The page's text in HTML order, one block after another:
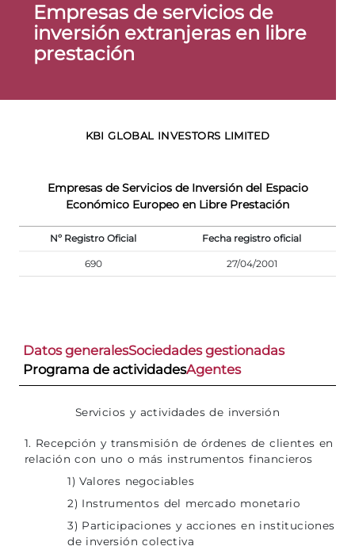
Empresas de servicios de
inversión extranjeras en libre
prestación
KBI GLOBAL INVESTORS LIMITED
Empresas de Servicios de Inversión del Espacio
Económico Europeo en Libre Prestación
Nº Registro Oficial Fecha registro oficial
690 27/04/2001
Datos generalesSociedades gestionadas
Programa de actividadesAgentes
Servicios y actividades de inversión
1. Recepción y transmisión de órdenes de clientes en
relación con uno o más instrumentos financieros
1) Valores negociables
2) Instrumentos del mercado monetario
3) Participaciones y acciones en instituciones
de inversión colectiva